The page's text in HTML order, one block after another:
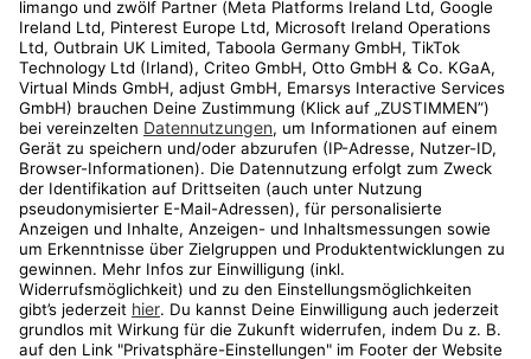
Kundenservice
Shop
Aktionen
Travel